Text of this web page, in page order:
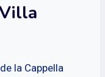
la Cappella